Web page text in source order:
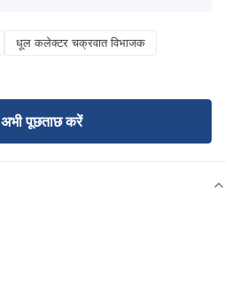
धूल कलेक्टर चक्रवात विभाजक
अभी पूछताछ करें